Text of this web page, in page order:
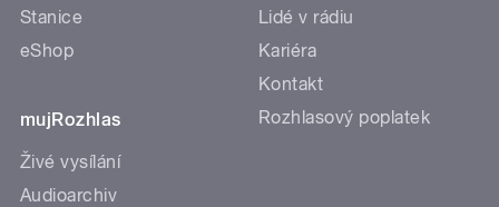
Stanice
eShop
mujRozhlas
Živé vysílání
Audioarchiv
Lidé v rádiu
Kariéra
Kontakt
Rozhlasový poplatek